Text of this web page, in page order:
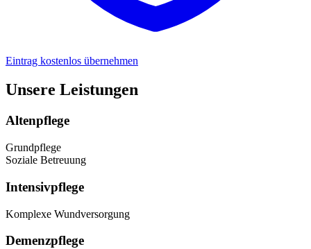
Eintrag kostenlos übernehmen
Unsere Leistungen
Altenpflege
Grundpflege
Soziale Betreuung
Intensivpflege
Komplexe Wundversorgung
Demenzpflege